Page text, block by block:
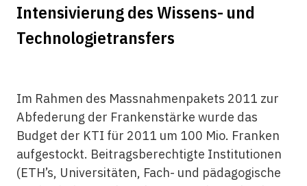
Intensivierung des Wissens- und
Technologietransfers
Im Rahmen des Massnahmenpakets 2011 zur
Abfederung der Frankenstärke wurde das
Budget der KTI für 2011 um 100 Mio. Franken
aufgestockt. Beitragsberechtigte Institutionen
(ETH’s, Universitäten, Fach- und pädagogische